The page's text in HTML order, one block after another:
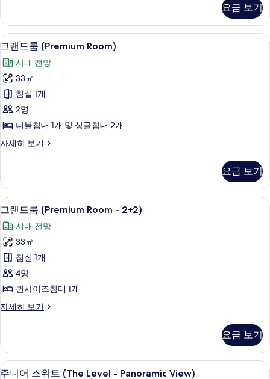
두
보
기
View
(2+1)
자
히
보
기
요금 보기
그
랜
드
룸
(Premium
Room)
사
진
보
기
이집트산 면 시트, 고급 침구, 오리/거
7
그랜드룸 (Premium Room)
시내 전망
33㎡
침실 1개
2명
더블침대 1개 및 싱글침대 2개
자세히 보기
그
(Premium
Room)
자
히
보
기
요금 보기
그
랜
드
룸
(Premium
Room
-
2+2)
모
두
이집트산 면 시트, 고급 침구, 오리/거
7
그랜드룸 (Premium Room - 2+2)
시내 전망
33㎡
침실 1개
4명
퀸사이즈침대 1개
자세히 보기
그
(Premium
Room
-
요금 보기
주
친환경 세면용품, 헤어드라이어, 목욕
16
주니어 스위트 (The Level - Panoramic View)